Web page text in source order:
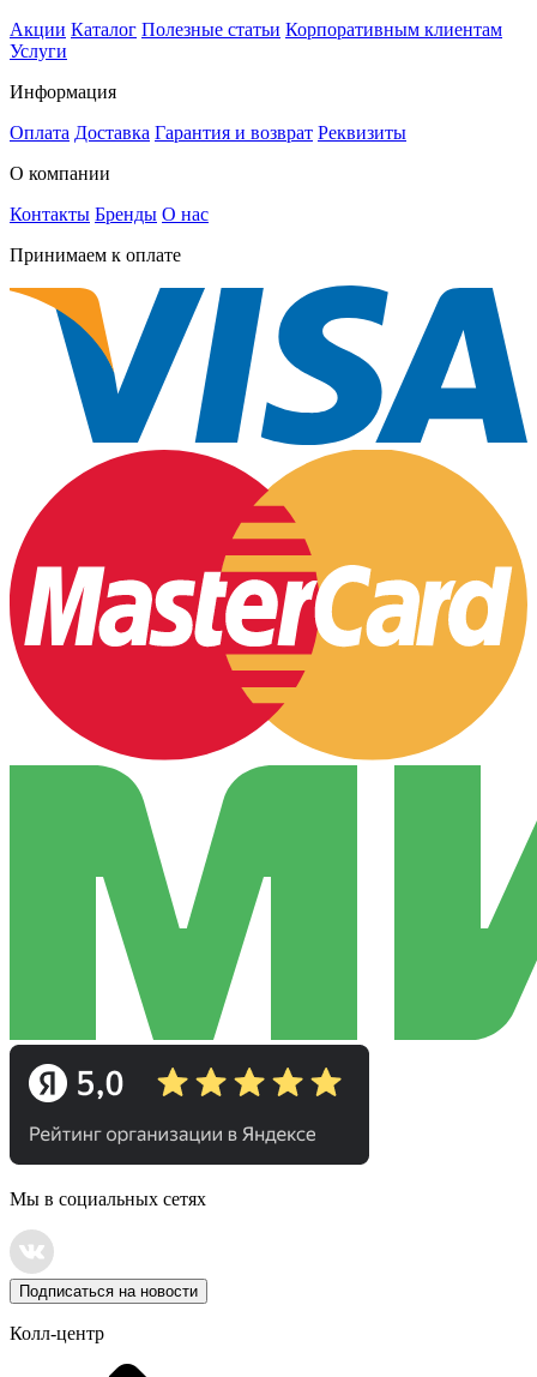
Акции Каталог Полезные статьи Корпоративным клиентам
Услуги
Информация
Оплата Доставка Гарантия и возврат Реквизиты
О компании
Контакты Бренды О нас
Принимаем к оплате
Мы в социальных сетях
Подписаться на новости
Колл-центр